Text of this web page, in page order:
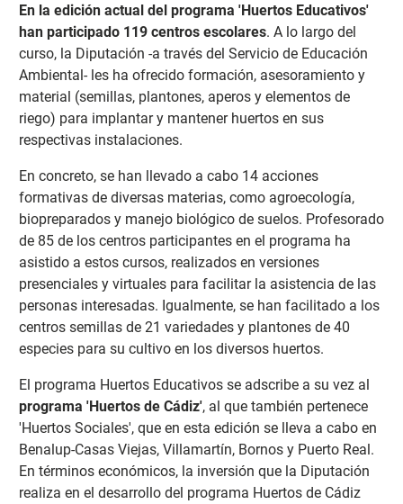
En la edición actual del programa 'Huertos Educativos'
han participado 119 centros escolares. A lo largo del
curso, la Diputación -a través del Servicio de Educación
Ambiental- les ha ofrecido formación, asesoramiento y
material (semillas, plantones, aperos y elementos de
riego) para implantar y mantener huertos en sus
respectivas instalaciones.
En concreto, se han llevado a cabo 14 acciones
formativas de diversas materias, como agroecología,
biopreparados y manejo biológico de suelos. Profesorado
de 85 de los centros participantes en el programa ha
asistido a estos cursos, realizados en versiones
presenciales y virtuales para facilitar la asistencia de las
personas interesadas. Igualmente, se han facilitado a los
centros semillas de 21 variedades y plantones de 40
especies para su cultivo en los diversos huertos.
El programa Huertos Educativos se adscribe a su vez al
programa 'Huertos de Cádiz', al que también pertenece
'Huertos Sociales', que en esta edición se lleva a cabo en
Benalup-Casas Viejas, Villamartín, Bornos y Puerto Real.
En términos económicos, la inversión que la Diputación
realiza en el desarrollo del programa Huertos de Cádiz